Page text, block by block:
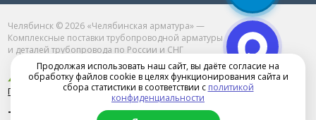
Челябинск © 2026 «Челябинская арматура» —
Комплексные поставки трубопроводной арматуры
и деталей трубопровода по России и СНГ
Продвижение сайта в Челябинске
+7(351)222-11-20
Продолжая использовать наш сайт, вы даёте согласие на
обработку файлов cookie в целях функционирования сайта и
сбора статистики в соответствии с политикой
конфиденциальности